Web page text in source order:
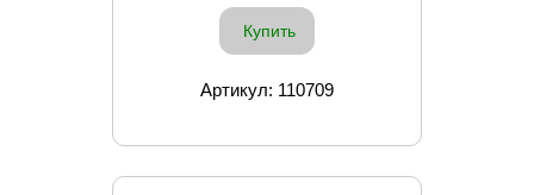
Купить
Артикул: 110709